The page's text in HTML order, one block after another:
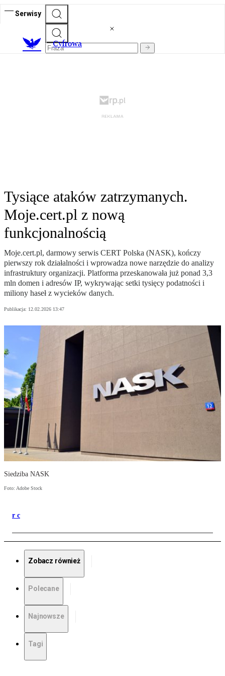
Serwisy
Cyfrowa
Tysiące ataków zatrzymanych.
Moje.cert.pl z nową
funkcjonalnością
Moje.cert.pl, darmowy serwis CERT Polska (NASK), kończy
pierwszy rok działalności i wprowadza nowe narzędzie do analizy
infrastruktury organizacji. Platforma przeskanowała już ponad 3,3
mln domen i adresów IP, wykrywając setki tysięcy podatności i
miliony haseł z wycieków danych.
Publikacja: 12.02.2026 13:47
Siedziba NASK
Foto: Adobe Stock
r c
Zobacz również
Polecane
Najnowsze
Tagi